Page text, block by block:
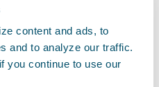
content and ads, to
and to analyze our traffic.
you continue to use our
zu
weiteres
Produkte zu